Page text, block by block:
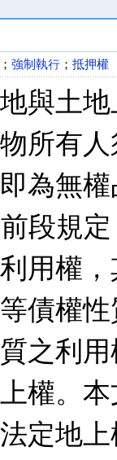
； 強制執行 ； 抵押權
與土
所有
為無
段規
用權
債權
之利
權。
定地